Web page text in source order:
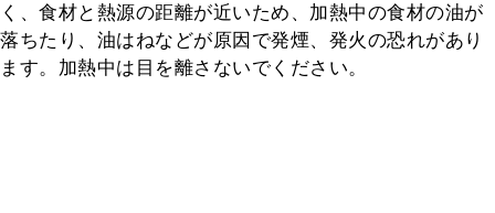
く、食材と熱源の距離が近いため、加熱中の食材の油が
落ちたり、油はねなどが原因で発煙、発火の恐れがあり
ます。加熱中は目を離さないでください。